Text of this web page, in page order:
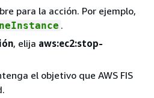
para la acción. Por ejemplo,
.
, elija aws:ec2:stop-
el objetivo que AWS FIS